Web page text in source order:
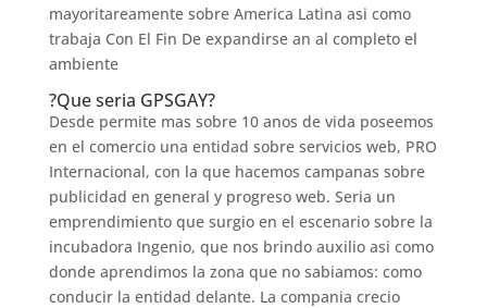
mayoritareamente sobre America Latina asi­ como
trabaja Con El Fin De expandirse an al completo el
ambiente
?Que seri­a GPSGAY?
Desde permite mas sobre 10 anos de vida poseemos
en el comercio una entidad sobre servicios web, PRO
Internacional, con la que hacemos campanas sobre
publicidad en general y progreso web. Seri­a un
emprendimiento que surgio en el escenario sobre la
incubadora Ingenio, que nos brindo auxilio asi­ como
donde aprendimos la zona que no sabiamos: como
conducir la entidad delante. La compania crecio